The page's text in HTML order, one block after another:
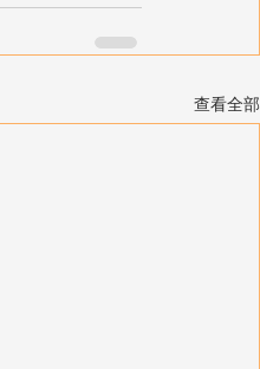
查看全部